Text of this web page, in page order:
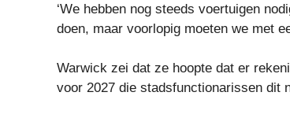
‘We hebben nog steeds voertuigen
doen, maar voorlopig moeten we met
Warwick zei dat ze hoopte dat er
voor 2027 die stadsfunctionarissen dit